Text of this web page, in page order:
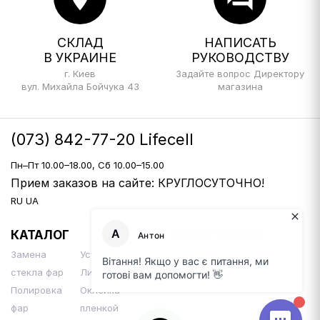
СКЛАД
В УКРАИНЕ
г. Киев
вул. Михайла Бойчука 43
НАПИСАТЬ
РУКОВОДСТВУ
Задайте вопрос Директору
магазина
(073) 842-77-20 Lifecell
Пн–Пт 10.00–18.00, Сб 10.00–15.00
Прием заказов на сайте: КРУГЛОСУТОЧНО!
RU UA
КАТАЛОГ
Замена
стекла фар
Установка Би-
Линз
Полировка
фар
Оклейка
пленкой
Контакты